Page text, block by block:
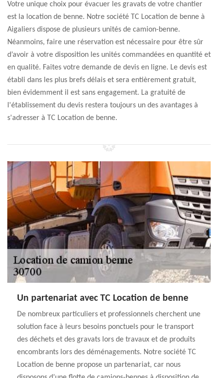
Votre unique choix pour évacuer les gravats de votre chantier
est la location de benne. Notre société TC Location de benne à
Aigaliers dispose de plusieurs unités de camion-benne.
Néanmoins, faire une réservation est nécessaire pour être sûr
d’avoir à votre disposition les unités commandées en quantité et
en qualité. Faites votre demande de devis en ligne. Le devis est
établi dans les plus brefs délais et sera entièrement gratuit,
bien évidemment il est sans engagement. La gratuité de
l'établissement du devis restera toujours un des avantages à
s'adresser à TC Location de benne.
Un partenariat avec TC Location de benne
De nombreux particuliers et professionnels cherchent une
solution face à leurs besoins ponctuels pour le transport
des déchets et des gravats lors de travaux et de produits
encombrants lors des déménagements. Notre société TC
Location de benne propose un partenariat, car nous